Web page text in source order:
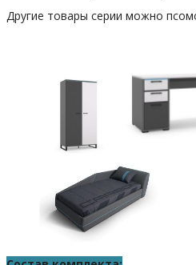
Другие товары серии можно